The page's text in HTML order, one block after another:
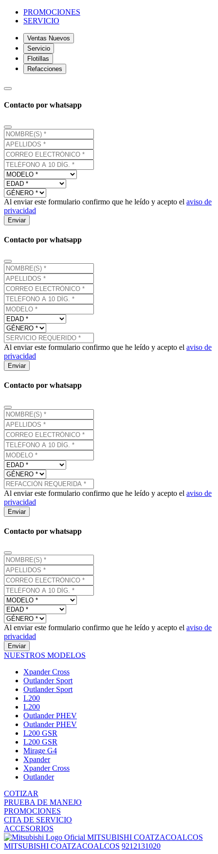
PROMOCIONES
SERVICIO
Ventas Nuevos
Servicio
Flotillas
Refacciones
Contacto por whatsapp
Al enviar este formulario confirmo que he leído y acepto el aviso de
privacidad
Enviar
Contacto por whatsapp
Al enviar este formulario confirmo que he leído y acepto el aviso de
privacidad
Enviar
Contacto por whatsapp
Al enviar este formulario confirmo que he leído y acepto el aviso de
privacidad
Enviar
Contacto por whatsapp
Al enviar este formulario confirmo que he leído y acepto el aviso de
privacidad
Enviar
NUESTROS MODELOS
Xpander Cross
Outlander Sport
Outlander Sport
L200
L200
Outlander PHEV
Outlander PHEV
L200 GSR
L200 GSR
Mirage G4
Xpander
Xpander Cross
Outlander
COTIZAR
PRUEBA DE MANEJO
PROMOCIONES
CITA DE SERVICIO
ACCESORIOS
MITSUBISHI COATZACOALCOS
MITSUBISHI COATZACOALCOS 9212131020